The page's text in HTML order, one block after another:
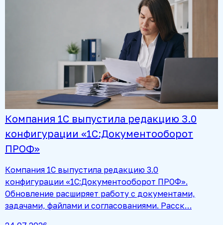
Компания 1С выпустила редакцию 3.0
конфигурации «1С:Документооборот
ПРОФ»
Компания 1С выпустила редакцию 3.0
конфигурации «1С:Документооборот ПРОФ».
Обновление расширяет работу с документами,
задачами, файлами и согласованиями. Расск…